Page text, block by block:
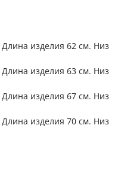
изделия 62 см. Низ
изделия 63 см. Низ
изделия 67 см. Низ
изделия 70 см. Низ